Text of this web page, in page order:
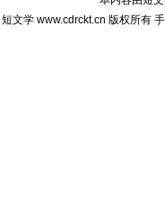
短文学 www.cdrckt.cn 版权所有